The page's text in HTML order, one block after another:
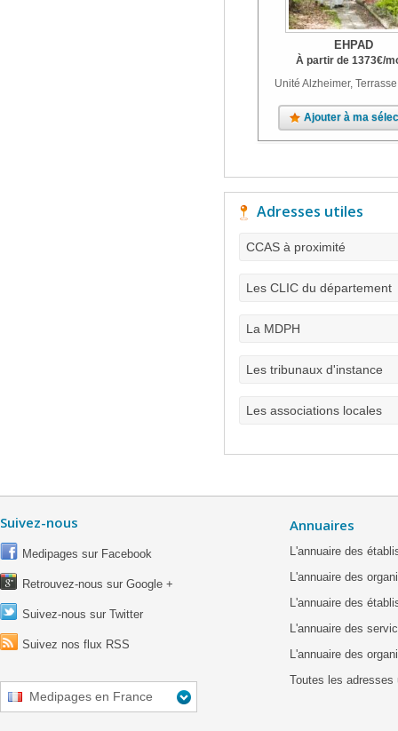
EHPAD
À partir de 1373€/
Unité Alzheimer,
Ajouter à ma
Adresses utiles
CCAS à proximité
Les CLIC du département
La MDPH
Les tribunaux d'instance
Les associations locales
Suivez-nous
Medipages sur Facebook
Retrouvez-nous sur Google +
Suivez-nous sur Twitter
Suivez nos flux RSS
Medipages en France
Annuaires
L'annuaire des
L'annuaire des
L'annuaire des
L'annuaire des
L'annuaire des
Toutes les adresses